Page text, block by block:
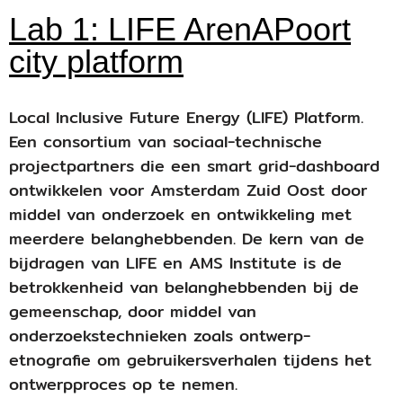
Lab 1: LIFE ArenAPoort
city platform
Local Inclusive Future Energy (LIFE) Platform.
Een consortium van sociaal-technische
projectpartners die een smart grid-dashboard
ontwikkelen voor Amsterdam Zuid Oost door
middel van onderzoek en ontwikkeling met
meerdere belanghebbenden. De kern van de
bijdragen van LIFE en AMS Institute is de
betrokkenheid van belanghebbenden bij de
gemeenschap, door middel van
onderzoekstechnieken zoals ontwerp-
etnografie om gebruikersverhalen tijdens het
ontwerpproces op te nemen.